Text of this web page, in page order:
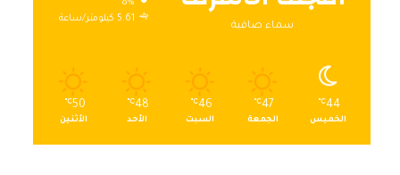
سماء صافية
8%
5.61 كيلومتر/ساعة
44
℃
الخميس
47
℃
الجمعة
46
℃
السبت
48
℃
الأحد
50
℃
الأثنين